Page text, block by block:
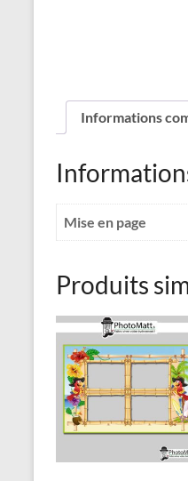
Informations
Mise en page
Produits